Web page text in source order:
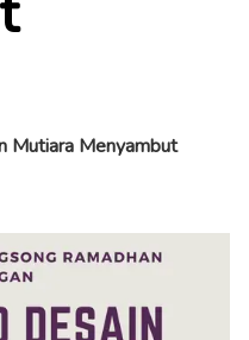
Mutiara Menyambut